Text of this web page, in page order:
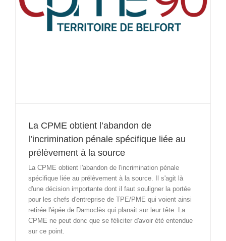
La CPME obtient l’abandon de
l’incrimination pénale spécifique liée au
prélèvement à la source
La CPME obtient l'abandon de l'incrimination pénale
spécifique liée au prélèvement à la source. Il s'agit là
d'une décision importante dont il faut souligner la portée
pour les chefs d'entreprise de TPE/PME qui voient ainsi
retirée l'épée de Damoclès qui planait sur leur tête. La
CPME ne peut donc que se féliciter d'avoir été entendue
sur ce point.